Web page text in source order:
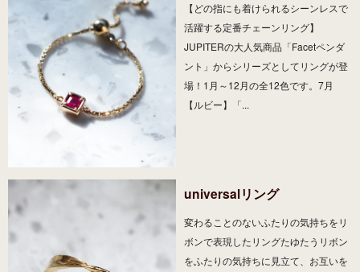
【どの指にも着けられるシーンレスで
活躍する定番チェーンリング】
JUPITERの大人気商品「Facetペンダ
ント」からシリーズとしてリングが登
場！1月～12月の全12色です。7月
【ルビー】「...
universalリング
変わることのないふたりの気持ちをリ
ボンで表現したリングたゆたうリボン
をふたりの気持ちに見立て、お互いを